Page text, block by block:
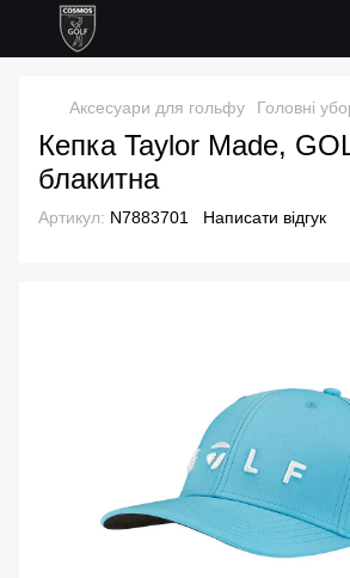
Аксесуари для гольфу Головні
Кепка Taylor Made,
блакитна
Артикул: N7883701 Написати відгук